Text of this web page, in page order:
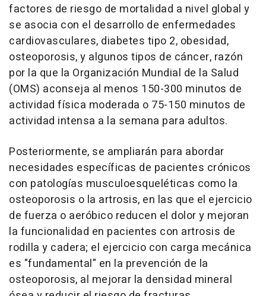
factores de riesgo de mortalidad a nivel global y
se asocia con el desarrollo de enfermedades
cardiovasculares, diabetes tipo 2, obesidad,
osteoporosis, y algunos tipos de cáncer, razón
por la que la Organización Mundial de la Salud
(OMS) aconseja al menos 150-300 minutos de
actividad física moderada o 75-150 minutos de
actividad intensa a la semana para adultos.
Posteriormente, se ampliarán para abordar
necesidades específicas de pacientes crónicos
con patologías musculoesqueléticas como la
osteoporosis o la artrosis, en las que el ejercicio
de fuerza o aeróbico reducen el dolor y mejoran
la funcionalidad en pacientes con artrosis de
rodilla y cadera; el ejercicio con carga mecánica
es "fundamental" en la prevención de la
osteoporosis, al mejorar la densidad mineral